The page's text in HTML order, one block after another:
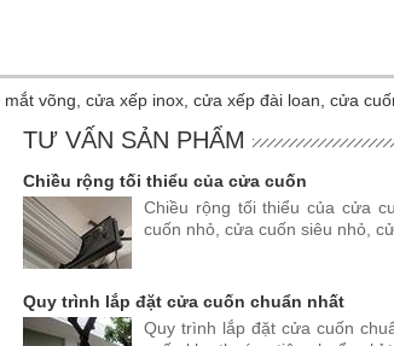
võng, cửa xếp inox, cửa xếp đài loan, cửa
TƯ VẤN SẢN PHẨM
Chiều rộng tối thiểu của cửa cuốn
Chiều rộng tối thiểu của cửa
cuốn nhỏ, cửa cuốn siêu nhỏ,
Quy trình lắp đặt cửa cuốn chuẩn nhất
Quy trình lắp đặt cửa cuốn